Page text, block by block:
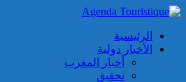
الرئيسية
الأخبار دولية
أخبار المغرب
تحقيق